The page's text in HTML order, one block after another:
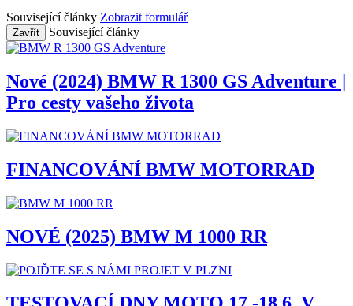
Související články Zobrazit formulář
Zavřít Související články
Nové (2024) BMW R 1300 GS Adventure |
Pro cesty vašeho života
FINANCOVÁNÍ BMW MOTORRAD
NOVÉ (2025) BMW M 1000 RR